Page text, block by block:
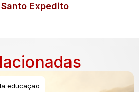
Expedito
educação